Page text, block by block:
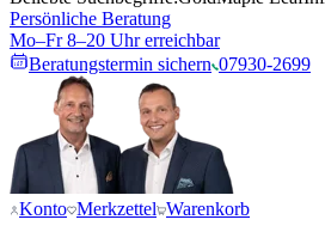
Persönliche Beratung
Mo–Fr 8–20 Uhr erreichbar
Beratungstermin sichern 07930-2699
Konto Merkzettel Warenkorb